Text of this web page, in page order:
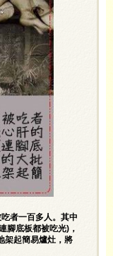
者一百多人。其中
腳底板都被吃光)，
架起簡易爐灶，將